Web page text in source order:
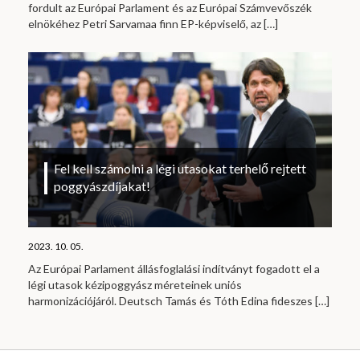
fordult az Európai Parlament és az Európai Számvevőszék
elnökéhez Petri Sarvamaa finn EP-képviselő, az[…]
Fel kell számolni a légi utasokat terhelő rejtett
poggyászdíjakat!
2023. 10. 05.
Az Európai Parlament állásfoglalási indítványt fogadott el a
légi utasok kézipoggyász méreteinek uniós
harmonizációjáról. Deutsch Tamás és Tóth Edina fideszes […]